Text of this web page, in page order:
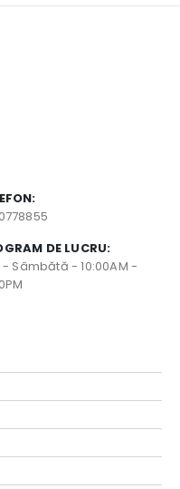
DE LUCRU:
- Sâmbătă - 10:00AM -